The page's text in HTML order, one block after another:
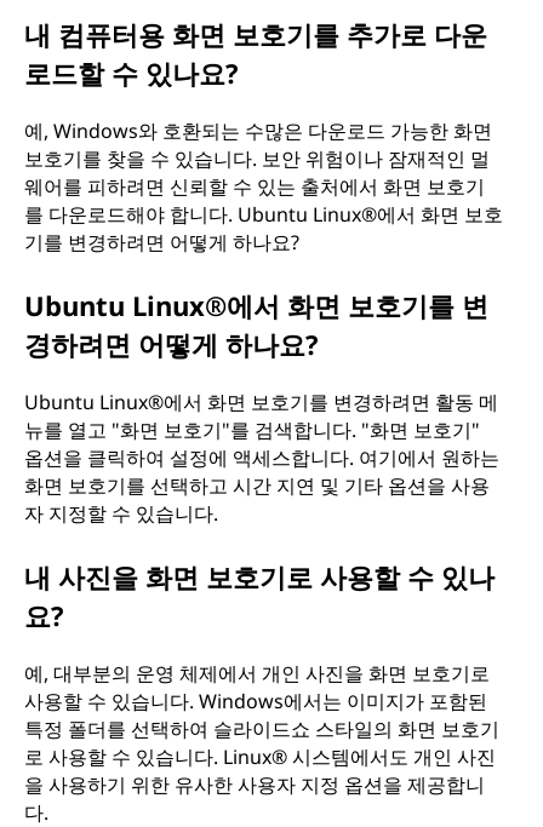
단
계
를
거
쳐
야
하
나
요
내 컴퓨터용 화면 보호기를 추가로 다운
로드할 수 있나요?
예, Windows와 호환되는 수많은 다운로드 가능한 화면
보호기를 찾을 수 있습니다. 보안 위험이나 잠재적인 멀
웨어를 피하려면 신뢰할 수 있는 출처에서 화면 보호기
를 다운로드해야 합니다. Ubuntu Linux®에서 화면 보호
기를 변경하려면 어떻게 하나요?
Ubuntu Linux®에서 화면 보호기를 변
경하려면 어떻게 하나요?
Ubuntu Linux®에서 화면 보호기를 변경하려면 활동 메
뉴를 열고 "화면 보호기"를 검색합니다. "화면 보호기"
옵션을 클릭하여 설정에 액세스합니다. 여기에서 원하는
화면 보호기를 선택하고 시간 지연 및 기타 옵션을 사용
자 지정할 수 있습니다.
내 사진을 화면 보호기로 사용할 수 있나
요?
예, 대부분의 운영 체제에서 개인 사진을 화면 보호기로
사용할 수 있습니다. Windows에서는 이미지가 포함된
특정 폴더를 선택하여 슬라이드쇼 스타일의 화면 보호기
로 사용할 수 있습니다. Linux® 시스템에서도 개인 사진
을 사용하기 위한 유사한 사용자 지정 옵션을 제공합니
다.